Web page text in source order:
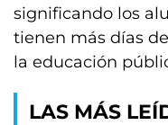
significando los
tienen más días
la educación
LAS MÁS